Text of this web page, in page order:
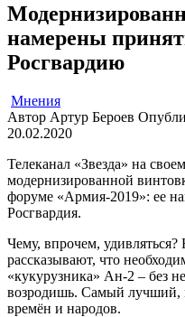
намерены
Росгвардию
Мнения
Автор Артур Бероев
20.02.2020
Телеканал «Звезда» на
модернизированной
форуме «Армия-2019»: ее
Росгвардия.
Чему, впрочем, удивляться?
рассказывают, что
«кукурузника» Ан-2 – без
возродишь. Самый лучший,
времён и народов.